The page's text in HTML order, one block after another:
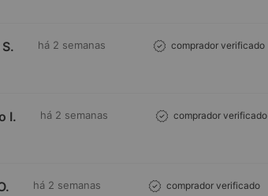
há 2 semanas comprador verificado
I. há 2 semanas comprador verificado
há 2 semanas comprador verificado